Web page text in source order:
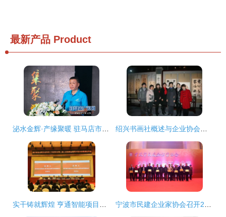
最新产品 Product